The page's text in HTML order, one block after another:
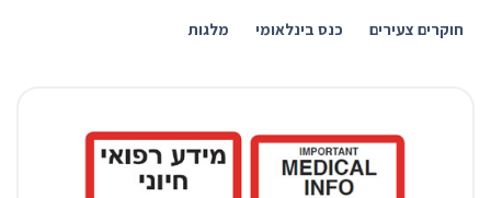
חוקרים צעירים כנס בינלאומי מלגות